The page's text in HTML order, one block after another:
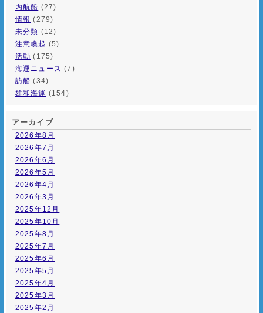
内航船 (27)
情報 (279)
未分類 (12)
注意喚起 (5)
活動 (175)
海運ニュース (7)
訪船 (34)
雄和海運 (154)
アーカイブ
2026年8月
2026年7月
2026年6月
2026年5月
2026年4月
2026年3月
2025年12月
2025年10月
2025年8月
2025年7月
2025年6月
2025年5月
2025年4月
2025年3月
2025年2月